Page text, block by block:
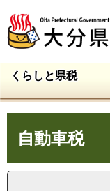
ジ
先
ュ
を
くらしと県税
自動車税